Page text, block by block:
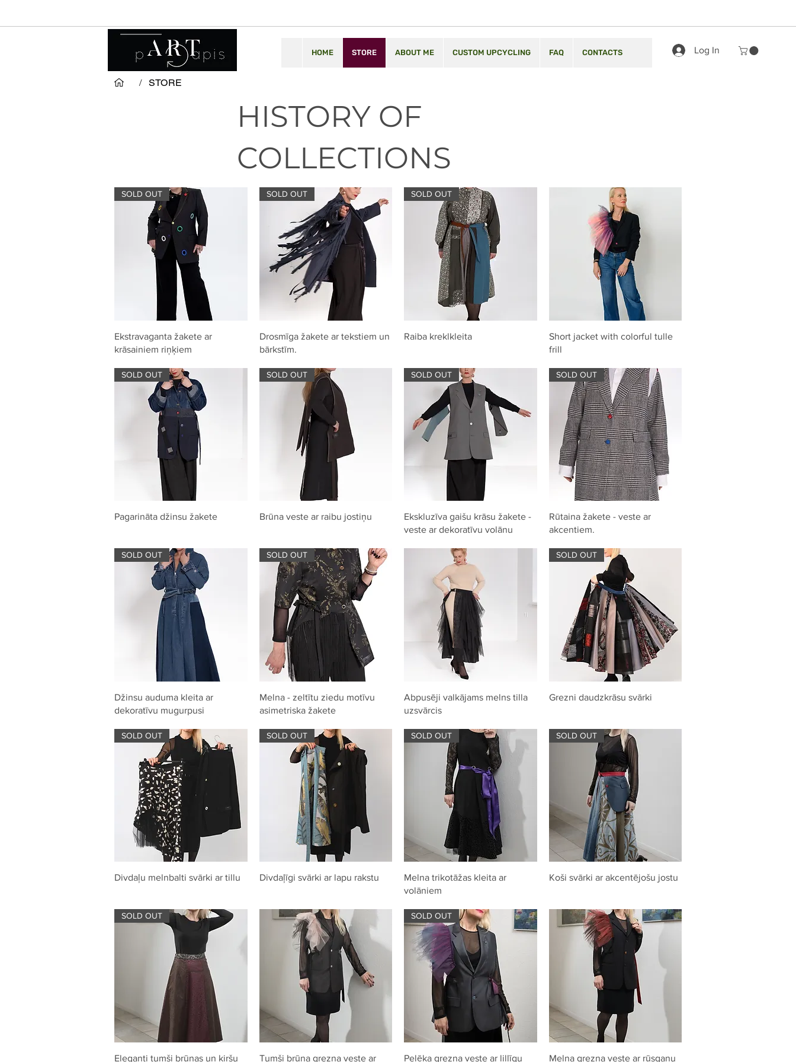
HOME STORE ABOUT ME CUSTOM UPCYCLING FAQ CONTACTS Log In
HISTORY OF
COLLECTIONS
Quick View
SOLD OUT
Ekstravaganta žakete ar
krāsainiem riņķiem
Quick View
SOLD OUT
Drosmīga žakete ar tekstiem un
bārkstīm.
Quick View
SOLD OUT
Raiba kreklkleita Quick View
Short jacket with colorful tulle
frill
Quick View
SOLD OUT
Pagarināta džinsu žakete Quick View
SOLD OUT
Brūna veste ar raibu jostiņu Quick View
SOLD OUT
Ekskluzīva gaišu krāsu žakete -
veste ar dekoratīvu volānu
Quick View
SOLD OUT
Rūtaina žakete - veste ar
akcentiem.
Quick View
SOLD OUT
Džinsu auduma kleita ar
dekoratīvu mugurpusi
Quick View
SOLD OUT
Melna - zeltītu ziedu motīvu
asimetriska žakete
Quick View
Abpusēji valkājams melns tilla
uzsvārcis
Quick View
SOLD OUT
Grezni daudzkrāsu svārki
Quick View
SOLD OUT
Divdaļu melnbalti svārki ar tillu Quick View
SOLD OUT
Divdaļīgi svārki ar lapu rakstu Quick View
SOLD OUT
Melna trikotāžas kleita ar
volāniem
Quick View
SOLD OUT
Koši svārki ar akcentējošu jostu
Quick View
SOLD OUT
Eleganti tumši brūnas un kiršu Quick View
Tumši brūna grezna veste ar Quick View
SOLD OUT
Pelēka grezna veste ar lillīgu Quick View
Melna grezna veste ar rūsganu
/ STORE